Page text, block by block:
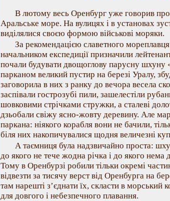
В лютому весь Оренбург уже говорив
Аральське море. На вулицях і в установах
виділялися своєю формою військові моряки.
За рекомендацією славетного
начальником експедиції призначили
почали будувати двощоглову парусну шхуну
парканом великий пустир на березі Уралу,
заговорила в них з ранку до вечора весела
заспівали гострозубі пили, зашелестіли
шовковими стрічками стружки, а сталеві
дзьобали свіжу ясно-жовту деревину. Але
паркана: ніякого корабля вони не бачили,
біля них накопичувалися щодня величезні
А таємниця була надзвичайно проста:
до якого не тече жодна річка і до якого нема
Тому в Оренбурзі робили тільки окремі
відвезти за тисячу верст від Оренбурга на
там нарешті з’єднати їх, скласти в морський
для довгого і небезпечного плавання.